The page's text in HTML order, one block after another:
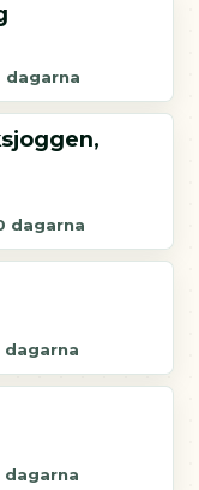
dagarna
dagarna
dagarna
dagarna